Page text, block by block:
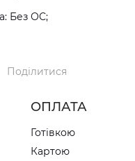
Без ОС;
Поділитися
ОПЛАТА
Готівкою
Картою